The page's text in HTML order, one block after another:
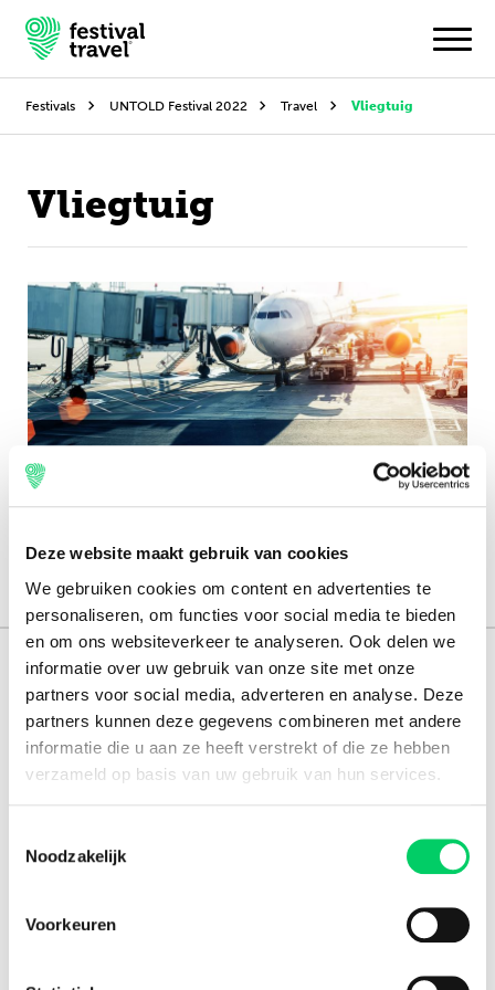
Deze website maakt gebruik van cookies
We gebruiken cookies om content en advertenties te
personaliseren, om functies voor social media te bieden
en om ons websiteverkeer te analyseren. Ook delen we
informatie over uw gebruik van onze site met onze
partners voor social media, adverteren en analyse. Deze
partners kunnen deze gegevens combineren met andere
informatie die u aan ze heeft verstrekt of die ze hebben
verzameld op basis van uw gebruik van hun services.
Noodzakelijk
Voorkeuren
Travel
Contact
Dutch
English
Festivals UNTOLD Festival 2022 Travel Vliegtuig
Vliegtuig
151.000+ travellers
+15 years experience
8.8 from our
Festival Travel
Facebook